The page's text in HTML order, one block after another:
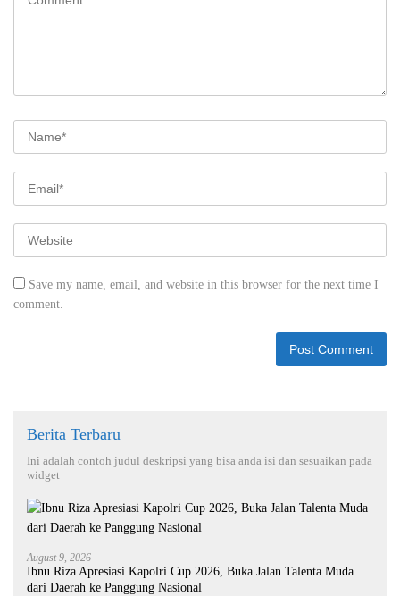
Save my name, email, and website in this browser for the next time I
comment.
Berita Terbaru
Ini adalah contoh judul deskripsi yang bisa anda isi dan sesuaikan pada
widget
August 9, 2026
Ibnu Riza Apresiasi Kapolri Cup 2026, Buka Jalan Talenta Muda
dari Daerah ke Panggung Nasional